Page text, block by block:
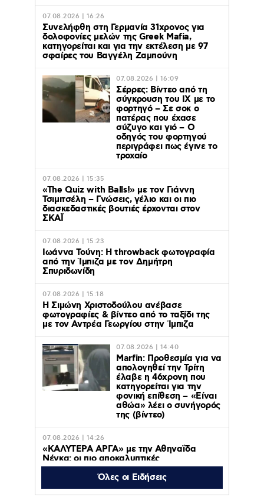
07.08.2026 | 16:26
Συνελήφθη στη Γερμανία 31χρονος για
δολοφονίες μελών της Greek Mafia,
κατηγορείται και για την εκτέλεση με 97
σφαίρες του Βαγγέλη Ζαμπούνη
07.08.2026 | 16:09
Σέρρες: Βίντεο από τη
σύγκρουση του ΙΧ με το
φορτηγό – Σε σοκ ο
πατέρας που έχασε
σύζυγο και γιό – Ο
οδηγός του φορτηγού
περιγράφει πως έγινε το
τροχαίο
07.08.2026 | 15:35
«The Quiz with Balls!» με τον Γιάννη
Τσιμιτσέλη – Γνώσεις, γέλιο και οι πιο
διασκεδαστικές βουτιές έρχονται στον
ΣΚΑΪ
07.08.2026 | 15:23
Ιωάννα Τούνη: Η throwback φωτογραφία
από την Ίμπιζα με τον Δημήτρη
Σπυριδωνίδη
07.08.2026 | 15:18
Η Σιμώνη Χριστοδούλου ανέβασε
φωτογραφίες & βίντεο από το ταξίδι της
με τον Αντρέα Γεωργίου στην Ίμπιζα
07.08.2026 | 14:40
Marfin: Προθεσμία για να
απολογηθεί την Τρίτη
έλαβε η 46χρονη που
κατηγορείται για την
φονική επίθεση – «Είναι
αθώα» λέει ο συνήγορός
της (βίντεο)
07.08.2026 | 14:26
«ΚΑΛΥΤΕΡΑ ΑΡΓΑ» με την Αθηναΐδα
Νέγκα: οι πιο αποκαλυπτικές
μεταμεσονύχτιες συνεντεύξεις
επιστρέφουν στο ACTION 24
Όλες οι Ειδήσεις